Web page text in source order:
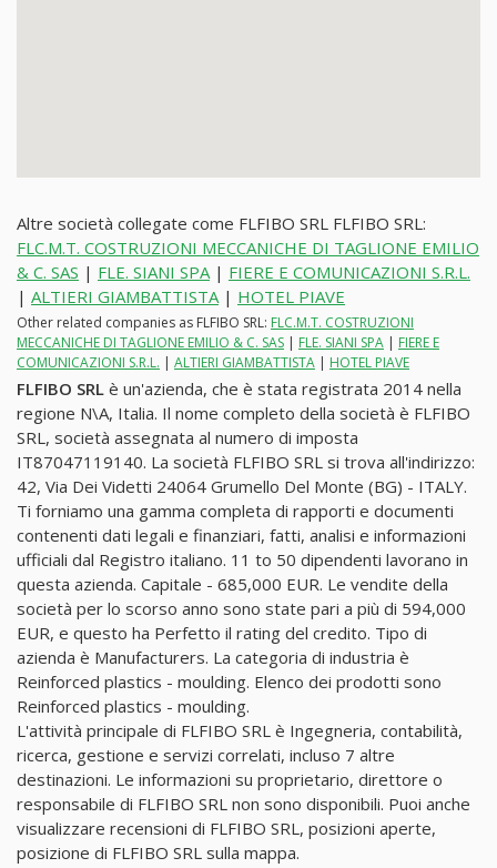
Altre società collegate come FLFIBO SRL FLFIBO SRL:
FLC.M.T. COSTRUZIONI MECCANICHE DI TAGLIONE EMILIO
& C. SAS | FLE. SIANI SPA | FIERE E COMUNICAZIONI S.R.L.
| ALTIERI GIAMBATTISTA | HOTEL PIAVE
Other related companies as FLFIBO SRL: FLC.M.T. COSTRUZIONI
MECCANICHE DI TAGLIONE EMILIO & C. SAS | FLE. SIANI SPA | FIERE E
COMUNICAZIONI S.R.L. | ALTIERI GIAMBATTISTA | HOTEL PIAVE
FLFIBO SRL è un'azienda, che è stata registrata 2014 nella
regione N\A, Italia. Il nome completo della società è FLFIBO
SRL, società assegnata al numero di imposta
IT87047119140. La società FLFIBO SRL si trova all'indirizzo:
42, Via Dei Videtti 24064 Grumello Del Monte (BG) - ITALY.
Ti forniamo una gamma completa di rapporti e documenti
contenenti dati legali e finanziari, fatti, analisi e informazioni
ufficiali dal Registro italiano. 11 to 50 dipendenti lavorano in
questa azienda. Capitale - 685,000 EUR. Le vendite della
società per lo scorso anno sono state pari a più di 594,000
EUR, e questo ha Perfetto il rating del credito. Tipo di
azienda è Manufacturers. La categoria di industria è
Reinforced plastics - moulding. Elenco dei prodotti sono
Reinforced plastics - moulding.
L'attività principale di FLFIBO SRL è Ingegneria, contabilità,
ricerca, gestione e servizi correlati, incluso 7 altre
destinazioni. Le informazioni su proprietario, direttore o
responsabile di FLFIBO SRL non sono disponibili. Puoi anche
visualizzare recensioni di FLFIBO SRL, posizioni aperte,
posizione di FLFIBO SRL sulla mappa.